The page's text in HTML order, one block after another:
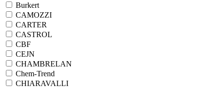
Burkert
CAMOZZI
CARTER
CASTROL
CBF
CEJN
CHAMBRELAN
Chem-Trend
CHIARAVALLI